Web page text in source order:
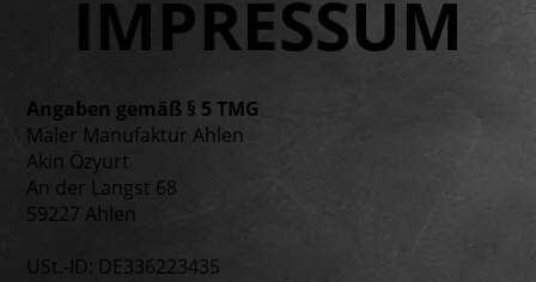
IMPRESSUM
Angaben gemäß § 5 TMG
Maler Manufaktur Ahlen
Akin Özyurt
An der Langst 68
59227 Ahlen
USt.-ID: DE336223435